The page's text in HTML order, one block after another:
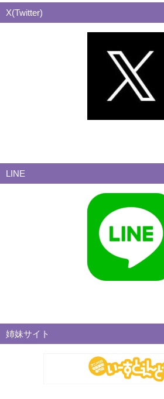
X(Twitter)
LINE
姉妹サイト